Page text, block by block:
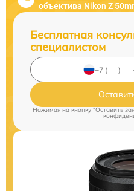
объектива Nikon Z
Бесплатная
специалистом
Нажимая на кнопку "Оставить